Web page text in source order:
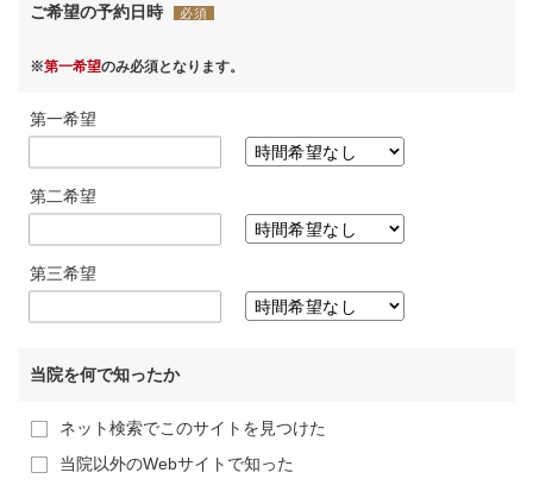
ご希望の予約日時 必須
※第一希望のみ必須となります。
第一希望
第二希望
第三希望
当院を何で知ったか
ネット検索でこのサイトを見つけた
当院以外のWebサイトで知った